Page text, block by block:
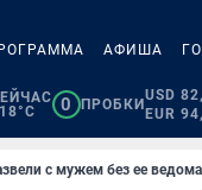
АФИША
0 ПРОБКИ
USD
EUR
с мужем без ее ведома